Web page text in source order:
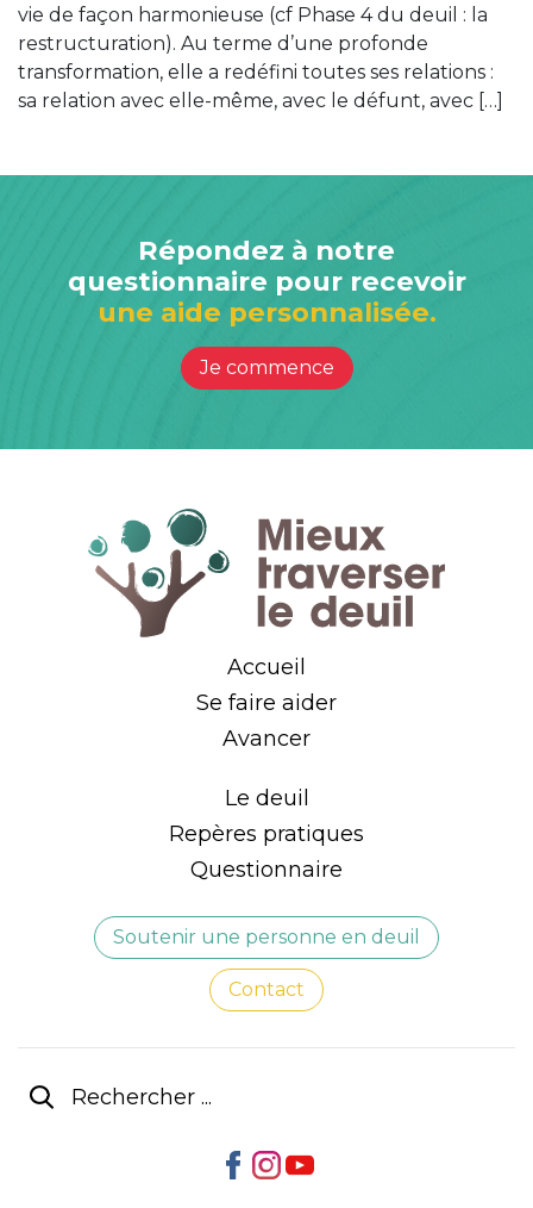
vie de façon harmonieuse (cf Phase 4 du deuil : la
restructuration). Au terme d’une profonde
transformation, elle a redéfini toutes ses relations :
sa relation avec elle-même, avec le défunt, avec […]
Répondez à notre
questionnaire pour recevoir
une aide personnalisée.
Je commence
Accueil
Se faire aider
Avancer
Le deuil
Repères pratiques
Questionnaire
Soutenir une personne en deuil
Contact